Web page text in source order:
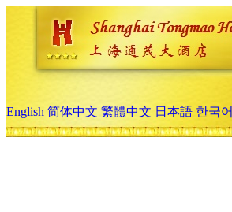
English 简体中文 繁體中文 日本語 한국어